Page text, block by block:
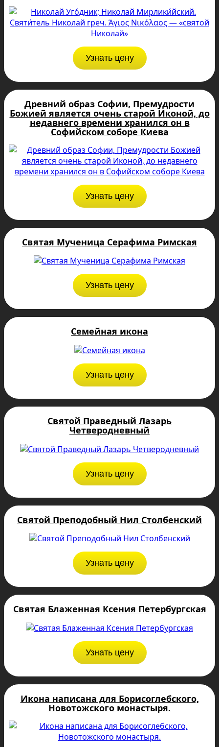
Узнать цену
Древний образ Софии, Премудрости
Божией является очень старой Иконой, до
недавнего времени хранился он в
Софийском соборе Киева
Узнать цену
Святая Мученица Серафима Римская
Узнать цену
Семейная икона
Узнать цену
Святой Праведный Лазарь
Четверодневный
Узнать цену
Святой Преподобный Нил Столбенский
Узнать цену
Святая Блаженная Ксения Петербургская
Узнать цену
Икона написана для Борисоглебского,
Новотожского монастыря.